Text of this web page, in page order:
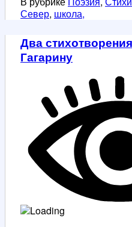
Север, школа,
Два
Гагарину